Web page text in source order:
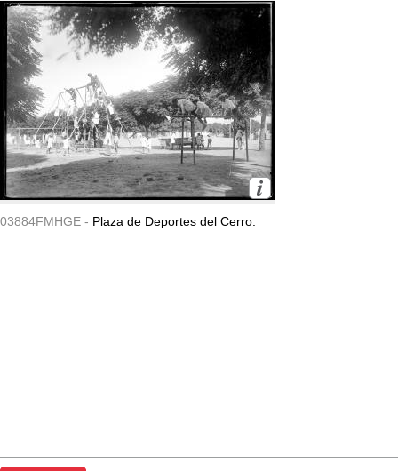
03884FMHGE - Plaza de Deportes del Cerro.